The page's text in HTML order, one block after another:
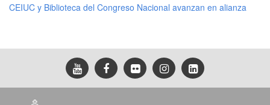
CEIUC y Biblioteca del Congreso Nacional avanzan en alianza